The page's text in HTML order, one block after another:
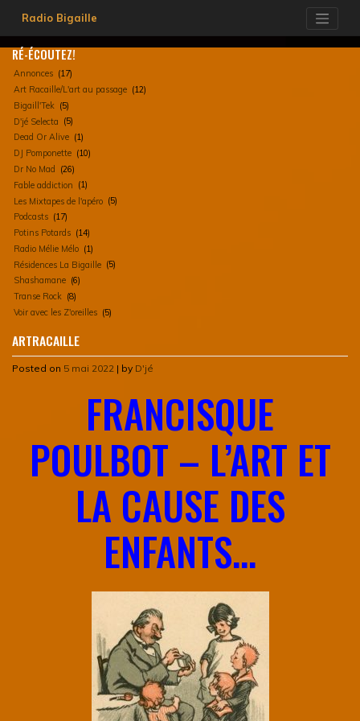
content
Radio Bigaille
RÉ-ÉCOUTEZ!
Annonces (17)
Art Racaille/L'art au passage (12)
Bigaill'Tek (5)
D'jé Selecta (5)
Dead Or Alive (1)
DJ Pomponette (10)
Dr No Mad
(26)
Fable addiction (1)
Les Mixtapes de l'apéro (5)
Podcasts (17)
Potins Potards (14)
Radio Mélie Mélo (1)
Résidences La Bigaille (5)
Shashamane (6)
Transe Rock (8)
Voir avec les Z'oreilles (5)
ARTRACAILLE
Posted on 5 mai 2022 | by D'jé
FRANCISQUE
POULBOT – L’ART ET
LA CAUSE DES
ENFANTS…